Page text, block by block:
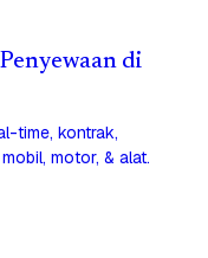
di
time, kontrak,
motor, & alat.